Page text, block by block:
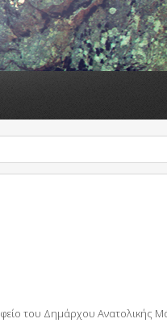
του Δημάρχου Ανατολικής